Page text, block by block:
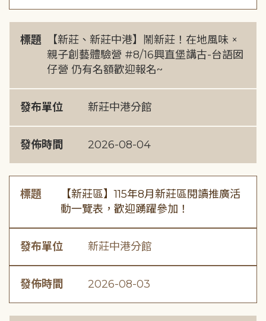
標題
【新莊、新莊中港】鬧新莊！在地風味 ×
親子創藝體驗營 #8/16興直堡講古-台語囡
仔營 仍有名額歡迎報名~
發布單位 新莊中港分館
發佈時間 2026-08-04
標題
【新莊區】115年8月新莊區閱讀推廣活
動一覽表，歡迎踴躍參加！
發布單位 新莊中港分館
發佈時間 2026-08-03